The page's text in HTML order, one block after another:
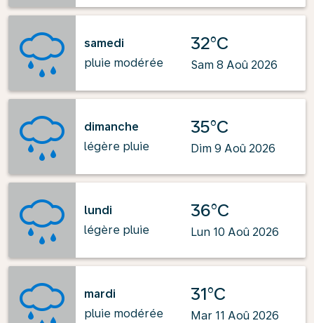
samedi
pluie modérée
32°C
Sam 8 Aoû 2026
dimanche
légère pluie
35°C
Dim 9 Aoû 2026
lundi
légère pluie
36°C
Lun 10 Aoû 2026
mardi
pluie modérée
31°C
Mar 11 Aoû 2026